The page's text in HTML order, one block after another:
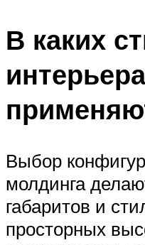
В каких
интерьера
Выбор
молдинга
габаритов и
просторных